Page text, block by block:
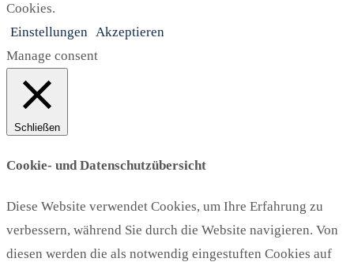
Cookies.
Einstellungen Akzeptieren
Manage consent
Schließen
Cookie- und Datenschutzübersicht
Diese Website verwendet Cookies, um Ihre Erfahrung zu
verbessern, während Sie durch die Website navigieren. Von
diesen werden die als notwendig eingestuften Cookies auf